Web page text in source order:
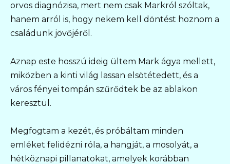
orvos diagnózisa, mert nem csak Markról szóltak,
hanem arról is, hogy nekem kell döntést hoznom a
családunk jövőjéről.
Aznap este hosszú ideig ültem Mark ágya mellett,
miközben a kinti világ lassan elsötétedett, és a
város fényei tompán szűrődtek be az ablakon
keresztül.
Megfogtam a kezét, és próbáltam minden
emléket felidézni róla, a hangját, a mosolyát, a
hétköznapi pillanatokat, amelyek korábban